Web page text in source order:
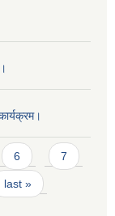
6 7
last »